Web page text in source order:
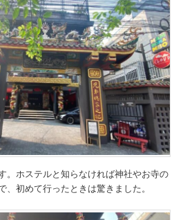
。ホステルと知らなければ神社やお寺の
、初めて行ったときは驚きました。